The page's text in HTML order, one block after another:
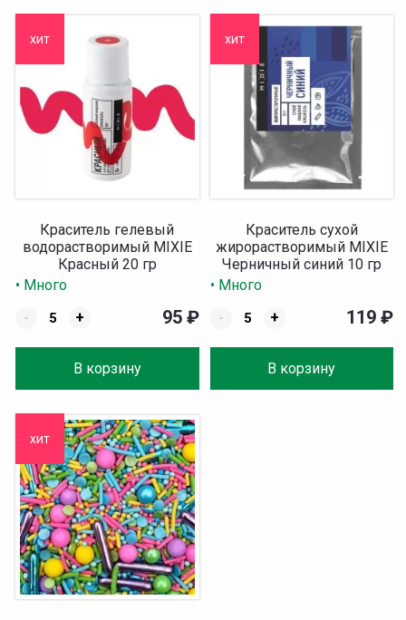
хит
Краситель гелевый
водорастворимый MIXIE
Красный 20 гр
• Много
-
+
В корзину
95 ₽
хит
Краситель сухой
жирорастворимый MIXIE
Черничный синий 10 гр
• Много
-
+
В корзину
119 ₽
хит